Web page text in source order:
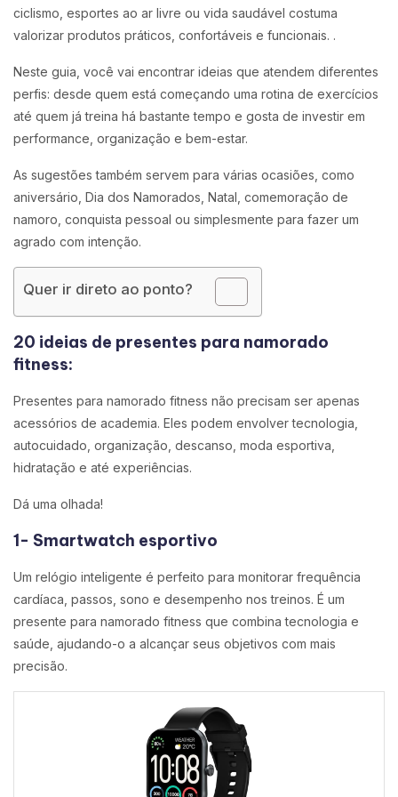
ciclismo, esportes ao ar livre ou vida saudável costuma
valorizar produtos práticos, confortáveis e funcionais. .
Neste guia, você vai encontrar ideias que atendem diferentes
perfis: desde quem está começando uma rotina de exercícios
até quem já treina há bastante tempo e gosta de investir em
performance, organização e bem-estar.
As sugestões também servem para várias ocasiões, como
aniversário, Dia dos Namorados, Natal, comemoração de
namoro, conquista pessoal ou simplesmente para fazer um
agrado com intenção.
Quer ir direto ao ponto?
20 ideias de presentes para namorado
fitness:
Presentes para namorado fitness não precisam ser apenas
acessórios de academia. Eles podem envolver tecnologia,
autocuidado, organização, descanso, moda esportiva,
hidratação e até experiências.
Dá uma olhada!
1- Smartwatch esportivo
Um relógio inteligente é perfeito para monitorar frequência
cardíaca, passos, sono e desempenho nos treinos. É um
presente para namorado fitness que combina tecnologia e
saúde, ajudando-o a alcançar seus objetivos com mais
precisão.